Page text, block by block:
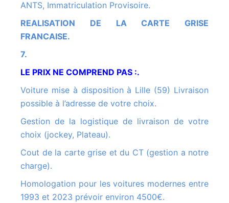
ANTS, Immatriculation Provisoire.
REALISATION DE LA CARTE GRISE
FRANCAISE.
7.
LE PRIX NE COMPREND PAS :.
Voiture mise à disposition à Lille (59) Livraison
possible à l’adresse de votre choix.
Gestion de la logistique de livraison de votre
choix (jockey, Plateau).
Cout de la carte grise et du CT (gestion a notre
charge).
Homologation pour les voitures modernes entre
1993 et 2023 prévoir environ 4500€.